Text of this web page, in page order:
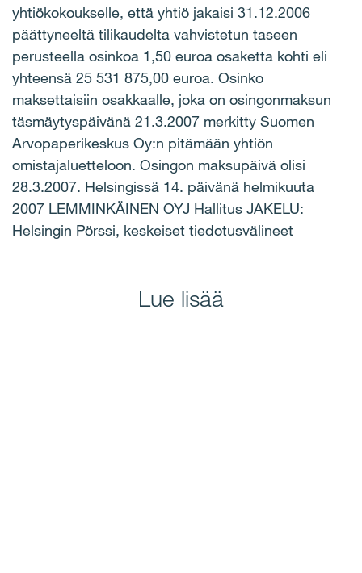
yhtiökokoukselle, että yhtiö jakaisi 31.12.2006
päättyneeltä tilikaudelta vahvistetun taseen
perusteella osinkoa 1,50 euroa osaketta kohti eli
yhteensä 25 531 875,00 euroa. Osinko
maksettaisiin osakkaalle, joka on osingonmaksun
täsmäytyspäivänä 21.3.2007 merkitty Suomen
Arvopaperikeskus Oy:n pitämään yhtiön
omistajaluetteloon. Osingon maksupäivä olisi
28.3.2007. Helsingissä 14. päivänä helmikuuta
2007 LEMMINKÄINEN OYJ Hallitus JAKELU:
Helsingin Pörssi, keskeiset tiedotusvälineet
Lue lisää